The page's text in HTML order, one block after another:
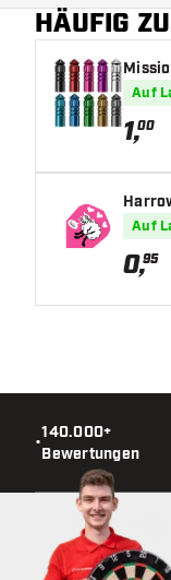
HÄUFIG
Auf
1,00
Auf
0,95
•
140.000+
Bewertungen